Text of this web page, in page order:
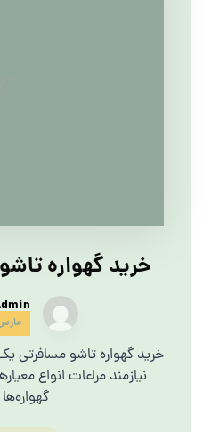
خرید گهواره
مارس 6,
خرید گهواره تاشو مسافرتی
نیازمند مراعات انواع